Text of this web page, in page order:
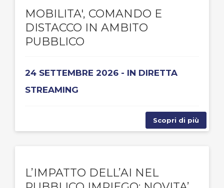
MOBILITA', COMANDO E
DISTACCO IN AMBITO
PUBBLICO
24 SETTEMBRE 2026 - IN DIRETTA
STREAMING
Scopri di più
L’IMPATTO DELL’AI NEL